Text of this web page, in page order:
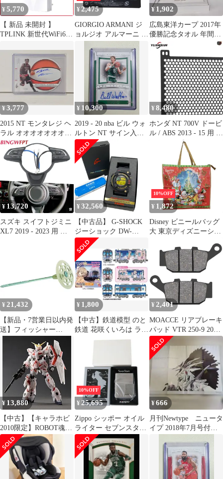
¥ 5,770
【 新品 未開封 】
TPLINK 新世代WiFi6
300Mbps ［Wi-Fi
6(ax)］ RE500X 未使用
送料無料
¥ 2,475
GIORGIO ARMANI ジ
ョルジオ アルマーニ ホ
2012 クリスマスパレッ
ト1 フェイスパウダー/
アイシャドウ/リップス
ティック NT Bランク
¥ 1,902
広島東洋カープ 2017年
優勝記念タオル 年間指
定 箱付き
¥3,777
2015 NT モンタレジ ヘ
ラル オオオオオオオト
/ 99
¥ 10,300
2019 - 20 nba ビル ウォ
ルトン NT サイン入り
オート カード ボスト
ン・セルティックFC
¥ 8,480
ホンダ NT 700V ドービ
ル / ABS 2013 - 15 用 オ
ートバイ ラジエーター
ガード グリル カバー
クーラー プロテクショ
ン NT700V 2006-2016 2
¥ 13,720
スズキ スイフトジミニ
XL7 2019 - 2023 用 ク
グホイール 音楽音量ボ
¥ 32,560
【中古品】 G-SHOCK
ジーショック DW-
8201NT-1JR 7TH
ANNIVERSARY
MODEL FORGMAN
DIGITAL QUARTZ フロ
ッグマン デジタル クォ
ーツ 時計 【196-
260531-kh-07-izu】
10%OFF
¥ 1,872
Disney ビニールバッグ
大 東京ディズニーシー
Christmas 2017 ファスナ
ー開閉 外側：オープン
ポケット×2
52×48×20(cm) NT ABラ
ンク
¥ 21,432
【新品・7営業日以内発
送】フィッシャー
523201 外断熱用アンカ
ー Ｔｅｒｍｆｉｘ ６Ｈ
－ＮＴ １２０ １００本
入フィッシャージャパ
ン fischer フィッシャー
Termfix【沖縄離島販売
不可】
¥ 1,800
【中古】鉄道模型 のと
鉄道 花咲くいろは ラッ
ピング車 (NT201) 「B
¥ 2,401
MOACCE リアブレーキ
パッド VTR 250-9 2009-
2010 R/CB-1(CB 400 F)
1989-1990 R/NT 400
'Bros' NC25 R/CB 400
SF(F2N/F2R)"Superfour"
(NC31) 19 ...
¥ 13,880
【中古】【キャラホビ
2010限定】ROBOT魂
＜SIDE MS＞ユニコー
ンガンダム(デストロイ
モード) NT-D発動Ver.
10%OFF
¥ 25,695
Zippo シッポー オイル
ライター セブンスター
1935 レプリカ 抽選プレ
ゼント品 シルバー I
12(2017年9月製) 箱 NT
Sランク
¥666
月刊Newtype ニュータ
イプ 2018年7月号付録